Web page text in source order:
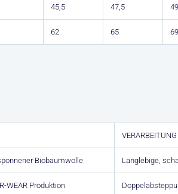
45,5 47,5
62 65 69
VERARBEITUNG
Biobaumwolle Langlebige,
WEAR Produktion